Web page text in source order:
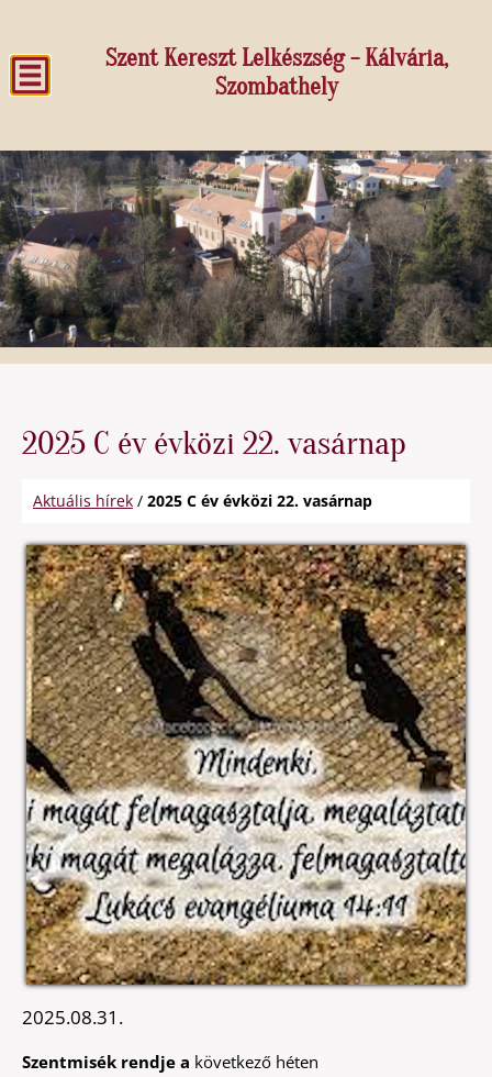
Szent Kereszt Lelkészség - Kálvária,
Szombathely
2025 C év évközi 22. vasárnap
Aktuális hírek / 2025 C év évközi 22. vasárnap
2025.08.31.
Szentmisék rendje a következő héten